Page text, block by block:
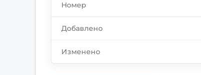
Номер
Добавлено
Изменено